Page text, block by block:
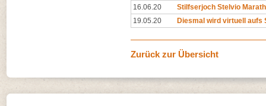
16.06.20
Stilfserjoch Stelvio
19.05.20
Diesmal wird virtuell aufs
Zurück zur Übersicht